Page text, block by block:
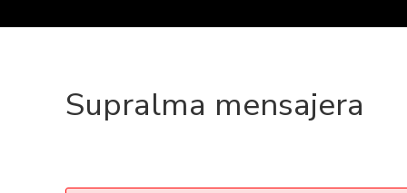
Supralma mensajera